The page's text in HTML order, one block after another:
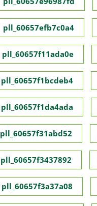
pll_60657efb7c0a4
pll_60657f11ada0e
pll_60657f1bcdeb4
pll_60657f1da4ada
pll_60657f31abd52
pll_60657f3437892
pll_60657f3a37a08